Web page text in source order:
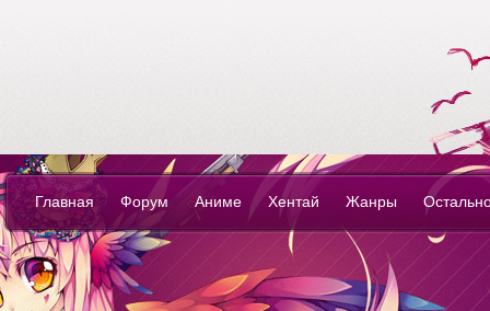
anime-love own
life...
Главная Форум Аниме Хентай Жанры